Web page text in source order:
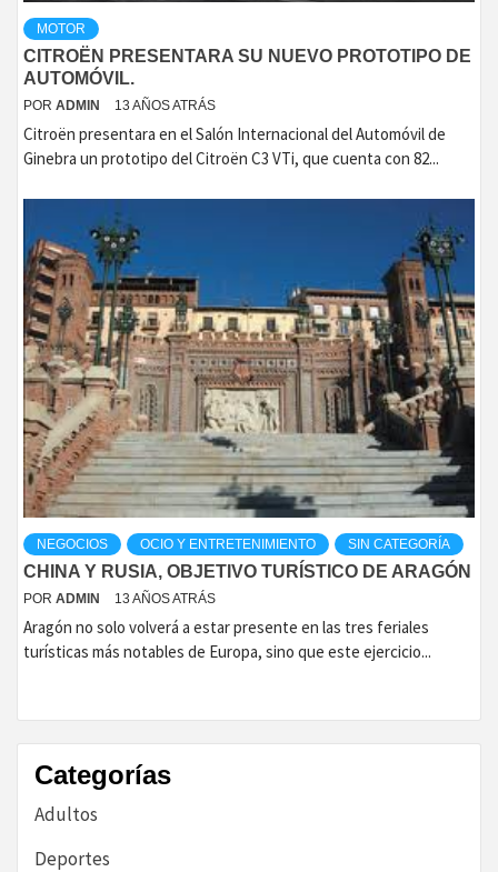
MOTOR
CITROËN PRESENTARA SU NUEVO PROTOTIPO DE
AUTOMÓVIL.
POR ADMIN 13 AÑOS ATRÁS
Citroën presentara en el Salón Internacional del Automóvil de
Ginebra un prototipo del Citroën C3 VTi, que cuenta con 82...
NEGOCIOS OCIO Y ENTRETENIMIENTO SIN CATEGORÍA
CHINA Y RUSIA, OBJETIVO TURÍSTICO DE ARAGÓN
POR ADMIN 13 AÑOS ATRÁS
Aragón no solo volverá a estar presente en las tres feriales
turísticas más notables de Europa, sino que este ejercicio...
Categorías
Adultos
Deportes